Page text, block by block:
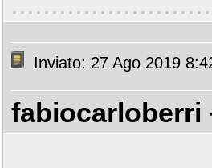
Inviato: 27 Ago 2019
fabiocarloberri